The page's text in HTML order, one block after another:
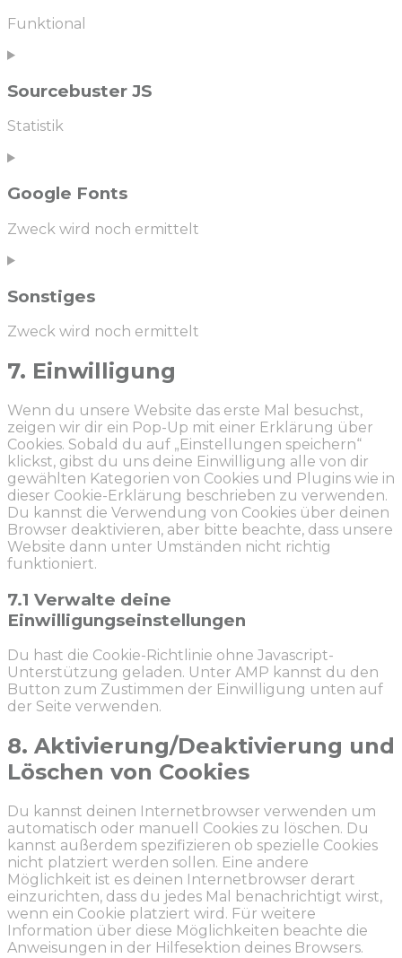
Funktional
Consent
service
Sourcebuster JS
Statistik
Consent
service
sourcebuster-
js
Google Fonts
Zweck wird noch ermittelt
Consent
service
fonts
Sonstiges
Zweck wird noch ermittelt
Consent
to
sonstiges
7. Einwilligung
Wenn du unsere Website das erste Mal besuchst,
zeigen wir dir ein Pop-Up mit einer Erklärung über
Cookies. Sobald du auf „Einstellungen speichern“
klickst, gibst du uns deine Einwilligung alle von dir
gewählten Kategorien von Cookies und Plugins wie in
dieser Cookie-Erklärung beschrieben zu verwenden.
Du kannst die Verwendung von Cookies über deinen
Browser deaktivieren, aber bitte beachte, dass unsere
Website dann unter Umständen nicht richtig
funktioniert.
7.1 Verwalte deine
Einwilligungseinstellungen
Du hast die Cookie-Richtlinie ohne Javascript-
Unterstützung geladen. Unter AMP kannst du den
Button zum Zustimmen der Einwilligung unten auf
der Seite verwenden.
8. Aktivierung/Deaktivierung und
Löschen von Cookies
Du kannst deinen Internetbrowser verwenden um
automatisch oder manuell Cookies zu löschen. Du
kannst außerdem spezifizieren ob spezielle Cookies
nicht platziert werden sollen. Eine andere
Möglichkeit ist es deinen Internetbrowser derart
einzurichten, dass du jedes Mal benachrichtigt wirst,
wenn ein Cookie platziert wird. Für weitere
Information über diese Möglichkeiten beachte die
Anweisungen in der Hilfesektion deines Browsers.